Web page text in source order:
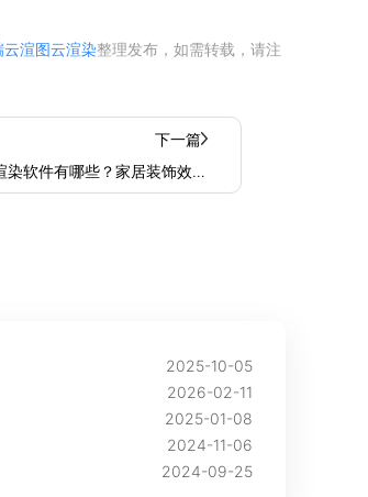
云渲图云渲染整理发布，如需转载，请注
下一篇
染软件有哪些？家居装饰效果
图渲染软件哪个好？
2025-10-05
2026-02-11
2025-01-08
2024-11-06
2024-09-25